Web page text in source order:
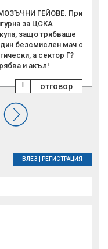
ГЕЙОВЕ. При
за ЦСКА
защо трябваше
безсмислен мач с
а сектор Г?
и акъл!
отговор
!
ВЛЕЗ РЕГИСТРАЦИЯ